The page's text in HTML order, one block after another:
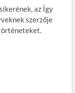
az Így
szerzője